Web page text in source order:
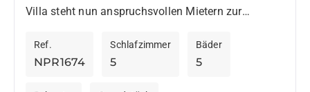
Villa steht nun anspruchsvollen Mietern zur
Valderrama, La Reserva oder Real Club
Sotogrande...
NPR1674
Ref.
5
Schlafzimmer
5
Bäder